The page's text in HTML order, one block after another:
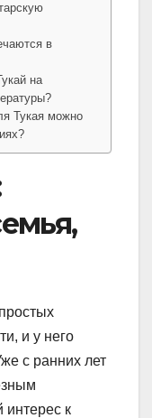
в
на
Тукая можно
и у него
с ранних лет
интерес к